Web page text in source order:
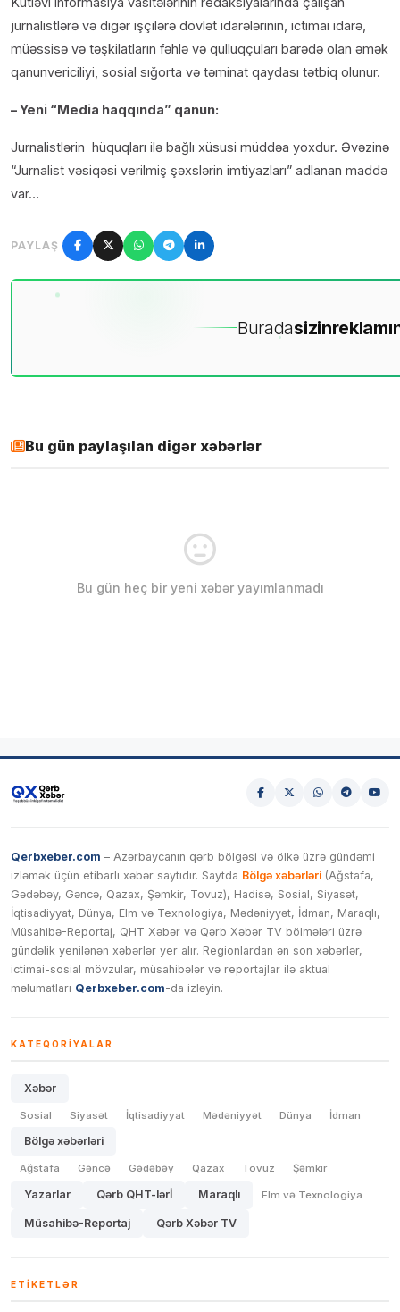
jurnalistlərə və digər işçilərə dövlət idarələrinin, ictimai idarə,
müəssisə və təşkilatların fəhlə və qulluqçuları barədə olan əmək
qanunvericiliyi, sosial sığorta və təminat qaydası tətbiq olunur.
– Yeni “Media haqqında” qanun:
Jurnalistlərin hüquqları ilə bağlı xüsusi müddəa yoxdur. Əvəzinə
“Jurnalist vəsiqəsi verilmiş şəxslərin imtiyazları” adlanan maddə
var…
PAYLAŞ
Buradasizin
Bu gün paylaşılan digər xəbərlər
Bu gün heç bir yeni xəbər yayımlanmadı
Qerbxeber.com – Azərbaycanın qərb bölgəsi və ölkə üzrə gündəmi
izləmək üçün etibarlı xəbər saytıdır. Saytda Bölgə xəbərləri (Ağstafa,
Gədəbəy, Gəncə, Qazax, Şəmkir, Tovuz), Hadisə, Sosial, Siyasət,
İqtisadiyyat, Dünya, Elm və Texnologiya, Mədəniyyət, İdman, Maraqlı,
Müsahibə-Reportaj, QHT Xəbər və Qərb Xəbər TV bölmələri üzrə
gündəlik yenilənən xəbərlər yer alır. Regionlardan ən son xəbərlər,
ictimai-sosial mövzular, müsahibələr və reportajlar ilə aktual
məlumatları Qerbxeber.com-da izləyin.
KATEQORIYALAR
Xəbər
Sosial Siyasət İqtisadiyyat Mədəniyyət Dünya İdman
Bölgə xəbərləri
Ağstafa Gəncə Gədəbəy Qazax Tovuz Şəmkir
Yazarlar Qərb QHT-lərİ Maraqlı Elm və Texnologiya
Müsahibə-Reportaj Qərb Xəbər TV
ETIKETLƏR